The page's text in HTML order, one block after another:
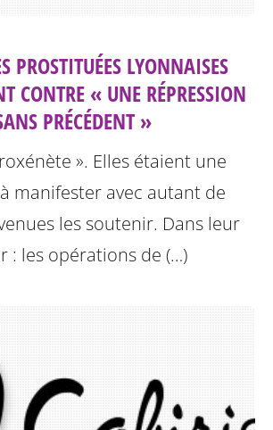
PROSTITUÉES LYONNAISES
CONTRE « UNE RÉPRESSION
PRÉCÉDENT »
». Elles étaient une
manifester avec autant de
les soutenir. Dans leur
: les opérations de (…)